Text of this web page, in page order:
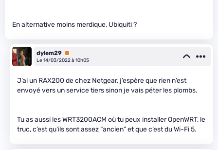
En alternative moins merdique, Ubiquiti ?
dylem29 Premium
Le 14/03/2022 à 10h05
J’ai un RAX200 de chez Netgear, j’espère que rien n’est
envoyé vers un service tiers sinon je vais péter les plombs.
Tu as aussi les WRT3200ACM où tu peux installer OpenWRT, le
truc, c’est qu’ils sont assez “ancien” et que c’est du Wi-Fi 5.